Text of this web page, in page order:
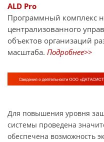
ALD Pro
Программный комплекс
централизованного
объектов организаций
масштаба. Подробнее>>
Для повышения уровня
системы проведена
обеспечена возможность